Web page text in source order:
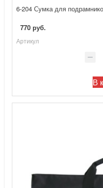
6-204 Сумка для
770 руб.
Артикул
В